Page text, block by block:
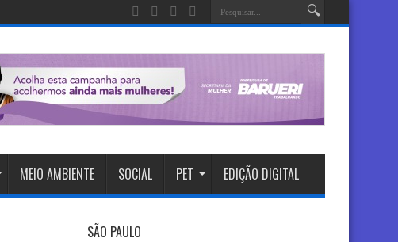
MEIO AMBIENTE SOCIAL PET EDIÇÃO DIGITAL
SÃO PAULO